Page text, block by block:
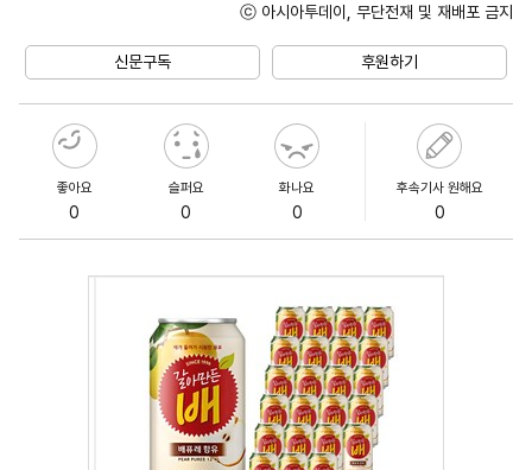
ⓒ 아시아투데이, 무단전재 및 재배포 금지
신문구독 후원하기
좋아요
0
슬퍼요
0
화나요
0
후속기사 원해요
0